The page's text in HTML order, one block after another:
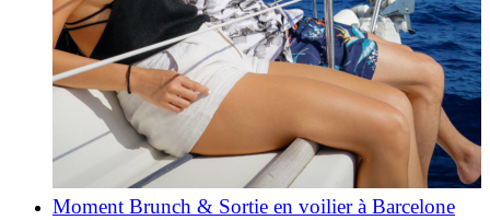
Moment Brunch & Sortie en voilier à Barcelone